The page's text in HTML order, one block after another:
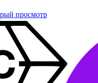
просмотр